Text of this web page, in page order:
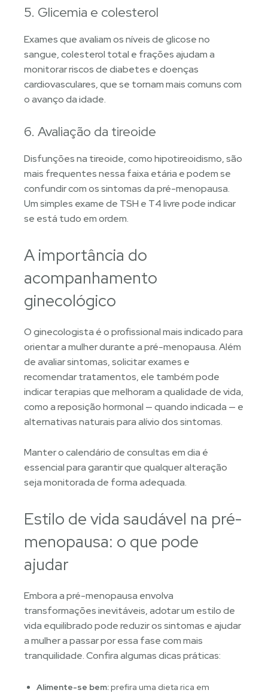
5. Glicemia e colesterol
Exames que avaliam os níveis de glicose no
sangue, colesterol total e frações ajudam a
monitorar riscos de diabetes e doenças
cardiovasculares, que se tornam mais comuns com
o avanço da idade.
6. Avaliação da tireoide
Disfunções na tireoide, como hipotireoidismo, são
mais frequentes nessa faixa etária e podem se
confundir com os sintomas da pré-menopausa.
Um simples exame de TSH e T4 livre pode indicar
se está tudo em ordem.
A importância do
acompanhamento
ginecológico
O ginecologista é o profissional mais indicado para
orientar a mulher durante a pré-menopausa. Além
de avaliar sintomas, solicitar exames e
recomendar tratamentos, ele também pode
indicar terapias que melhoram a qualidade de vida,
como a reposição hormonal — quando indicada — e
alternativas naturais para alívio dos sintomas.
Manter o calendário de consultas em dia é
essencial para garantir que qualquer alteração
seja monitorada de forma adequada.
Estilo de vida saudável na pré-
menopausa: o que pode
ajudar
Embora a pré-menopausa envolva
transformações inevitáveis, adotar um estilo de
vida equilibrado pode reduzir os sintomas e ajudar
a mulher a passar por essa fase com mais
tranquilidade. Confira algumas dicas práticas:
Alimente-se bem:prefira uma dieta rica em